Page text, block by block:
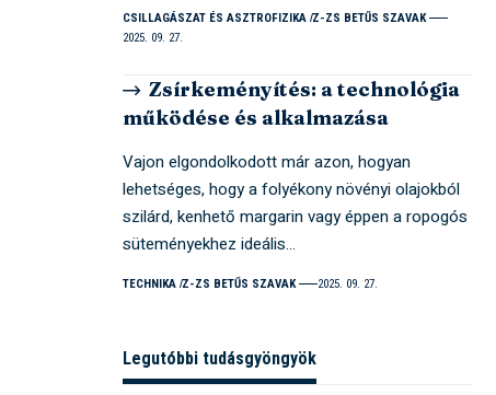
CSILLAGÁSZAT ÉS ASZTROFIZIKA Z-ZS BETŰS SZAVAK
2025. 09. 27.
Zsírkeményítés: a technológia
működése és alkalmazása
Vajon elgondolkodott már azon, hogyan
lehetséges, hogy a folyékony növényi olajokból
szilárd, kenhető margarin vagy éppen a ropogós
süteményekhez ideális…
TECHNIKA Z-ZS BETŰS SZAVAK 2025. 09. 27.
Legutóbbi tudásgyöngyök